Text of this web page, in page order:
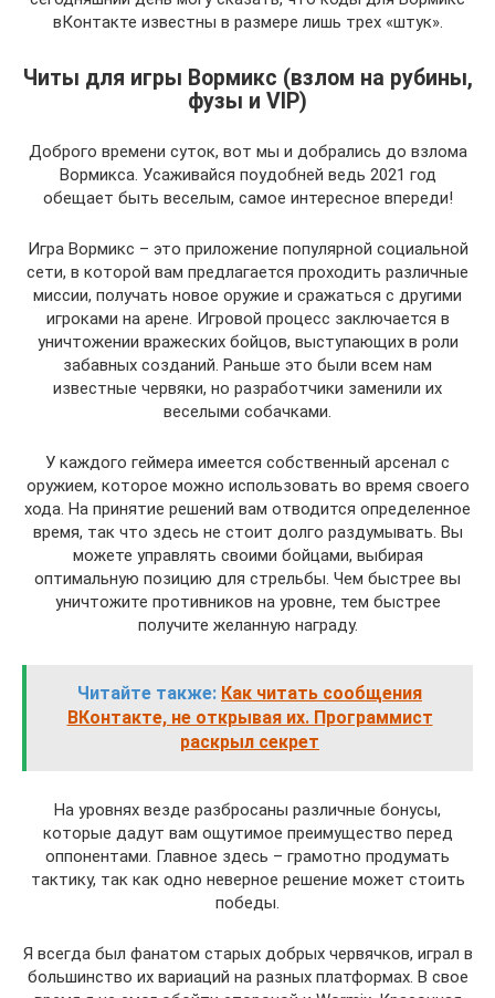
вКонтакте известны в размере лишь трех «штук».
Читы для игры Вормикс (взлом на рубины,
фузы и VIP)
Доброго времени суток, вот мы и добрались до взлома
Вормикса. Усаживайся поудобней ведь 2021 год
обещает быть веселым, самое интересное впереди!
Игра Вормикс – это приложение популярной социальной
сети, в которой вам предлагается проходить различные
миссии, получать новое оружие и сражаться с другими
игроками на арене. Игровой процесс заключается в
уничтожении вражеских бойцов, выступающих в роли
забавных созданий. Раньше это были всем нам
известные червяки, но разработчики заменили их
веселыми собачками.
У каждого геймера имеется собственный арсенал с
оружием, которое можно использовать во время своего
хода. На принятие решений вам отводится определенное
время, так что здесь не стоит долго раздумывать. Вы
можете управлять своими бойцами, выбирая
оптимальную позицию для стрельбы. Чем быстрее вы
уничтожите противников на уровне, тем быстрее
получите желанную награду.
Читайте также: Как читать сообщения
ВКонтакте, не открывая их. Программист
раскрыл секрет
На уровнях везде разбросаны различные бонусы,
которые дадут вам ощутимое преимущество перед
оппонентами. Главное здесь – грамотно продумать
тактику, так как одно неверное решение может стоить
победы.
Я всегда был фанатом старых добрых червячков, играл в
большинство их вариаций на разных платформах. В свое